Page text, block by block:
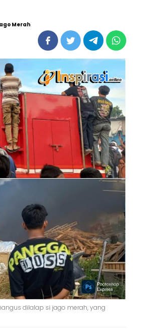
Merah
dilalap si jago merah, yang